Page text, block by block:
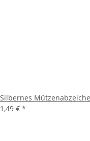
Silbernes
1,49 € *